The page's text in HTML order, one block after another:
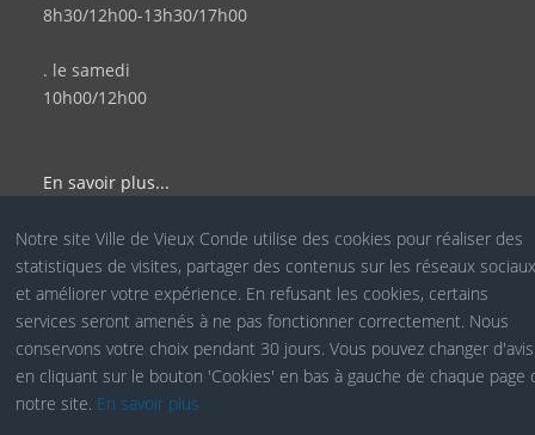
8h30/12h00-13h30/17h00
. le samedi
10h00/12h00
En savoir plus...
© Site Officiel de la Ville de Vieux Condé - Réalisé par le
Service COM
Notre site Ville de Vieux Conde utilise des cookies pour réaliser des
statistiques de visites, partager des contenus sur les réseaux
et améliorer votre expérience. En refusant les cookies, certains
services seront amenés à ne pas fonctionner correctement. Nous
conservons votre choix pendant 30 jours. Vous pouvez changer d'avis
en cliquant sur le bouton 'Cookies' en bas à gauche de chaque page
notre site. En savoir plus